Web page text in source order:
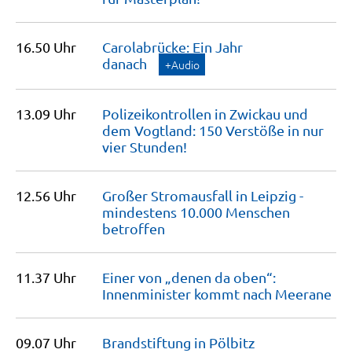
16.50 Uhr
Carolabrücke: Ein Jahr
danach
+Audio
13.09 Uhr
Polizeikontrollen in Zwickau und
dem Vogtland: 150 Verstöße in nur
vier Stunden!
12.56 Uhr
Großer Stromausfall in Leipzig -
mindestens 10.000 Menschen
betroffen
11.37 Uhr
Einer von „denen da oben“:
Innenminister kommt nach Meerane
09.07 Uhr Brandstiftung in Pölbitz